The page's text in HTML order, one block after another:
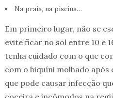
Na praia, na piscina…
Em primeiro lugar, não se
evite ficar no sol entre 10 e
tenha cuidado com o que
com o biquíni molhado após
que pode causar infecção